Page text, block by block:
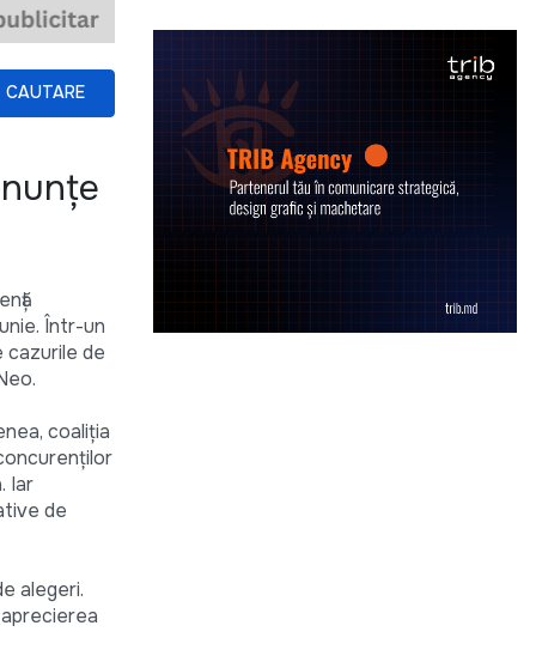
CAUTARE
Într-un
cazurile de
coaliţia
Iar
de
alegeri.